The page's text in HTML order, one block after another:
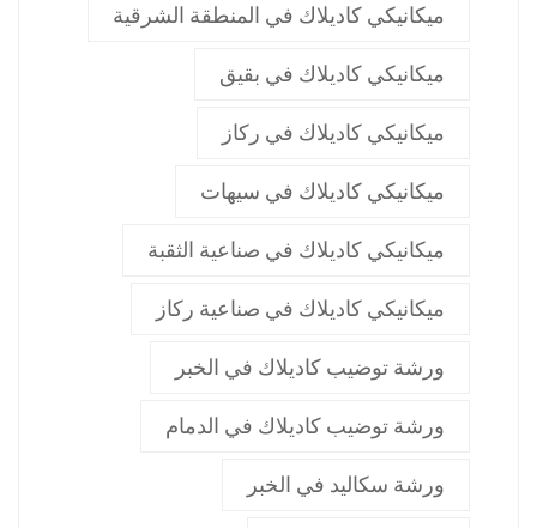
ميكانيكي كاديلاك في المنطقة الشرقية
ميكانيكي كاديلاك في بقيق
ميكانيكي كاديلاك في ركاز
ميكانيكي كاديلاك في سيهات
ميكانيكي كاديلاك في صناعية الثقبة
ميكانيكي كاديلاك في صناعية ركاز
ورشة توضيب كاديلاك في الخبر
ورشة توضيب كاديلاك في الدمام
ورشة سكاليد في الخبر